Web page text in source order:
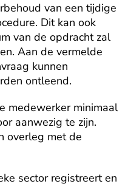
van een tijdige
Dit kan ook
van de opdracht zal
Aan de vermelde
kunnen
ontleend.
medewerker minimaal
aanwezig te zijn.
overleg met de
sector registreert en